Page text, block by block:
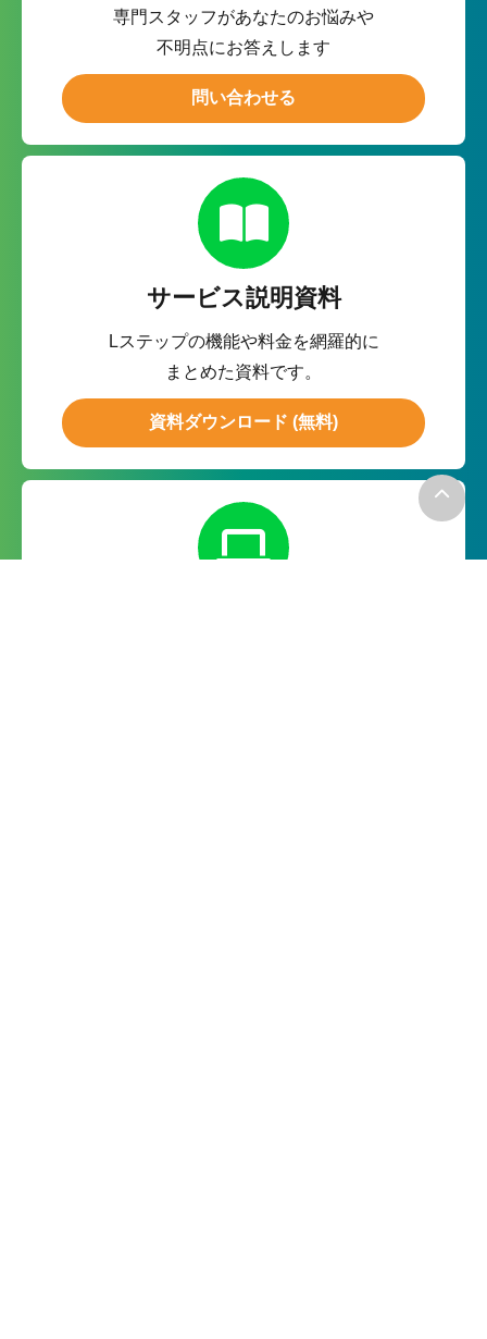
専門スタッフがあなたのお悩みや
不明点にお答えします
問い合わせる
サービス説明資料
Lステップの機能や料金を網羅的に
まとめた資料です。
資料ダウンロード (無料)